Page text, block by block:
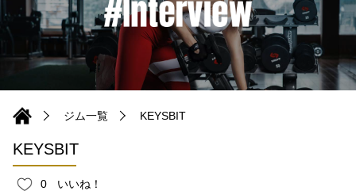
ジム一覧 KEYSBIT
KEYSBIT
0 いいね！